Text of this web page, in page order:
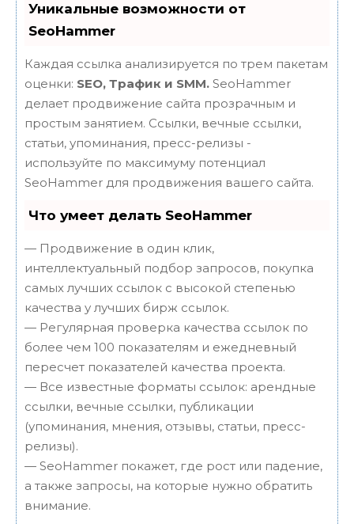
Уникальные возможности от
SeoHammer
Каждая ссылка анализируется по трем пакетам
оценки: SEO, Трафик и SMM. SeoHammer
делает продвижение сайта прозрачным и
простым занятием. Ссылки, вечные ссылки,
статьи, упоминания, пресс-релизы -
используйте по максимуму потенциал
SeoHammer для продвижения вашего сайта.
Что умеет делать SeoHammer
— Продвижение в один клик,
интеллектуальный подбор запросов, покупка
самых лучших ссылок с высокой степенью
качества у лучших бирж ссылок.
— Регулярная проверка качества ссылок по
более чем 100 показателям и ежедневный
пересчет показателей качества проекта.
— Все известные форматы ссылок: арендные
ссылки, вечные ссылки, публикации
(упоминания, мнения, отзывы, статьи, пресс-
релизы).
— SeoHammer покажет, где рост или падение,
а также запросы, на которые нужно обратить
внимание.